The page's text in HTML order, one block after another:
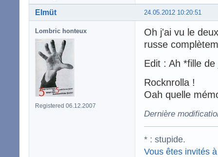
24.05.2012 10:20:51
Elmüt
Lombric honteux
Registered 06.12.2007
Oh j'ai vu le
russe
Edit : Ah *fille
Rocknrolla !
Oah quelle
Dernière
* : stupide.
Vous êtes invités